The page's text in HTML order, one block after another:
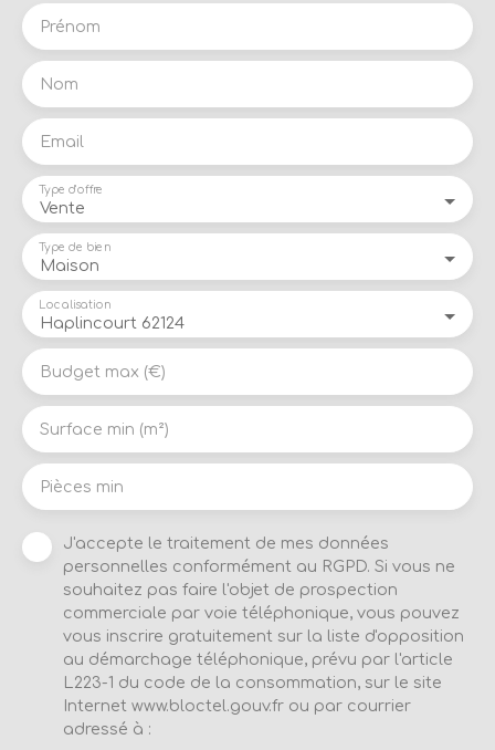
Prénom
Nom
Email
Vente
Type d'offre
Maison
Type de bien
Haplincourt 62124
Localisation
Budget max (€)
Surface min (m²)
Pièces min
J'accepte le traitement de mes données
personnelles conformément au RGPD. Si vous ne
souhaitez pas faire l'objet de prospection
commerciale par voie téléphonique, vous pouvez
vous inscrire gratuitement sur la liste d'opposition
au démarchage téléphonique, prévu par l'article
L223-1 du code de la consommation, sur le site
Internet www.bloctel.gouv.fr ou par courrier
adressé à :